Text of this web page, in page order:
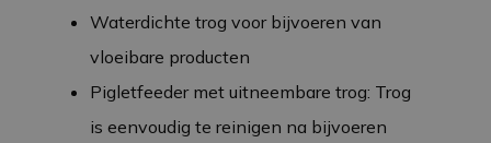
Waterdichte trog voor bijvoeren van
vloeibare producten
Pigletfeeder met uitneembare trog: Trog
is eenvoudig te reinigen na bijvoeren